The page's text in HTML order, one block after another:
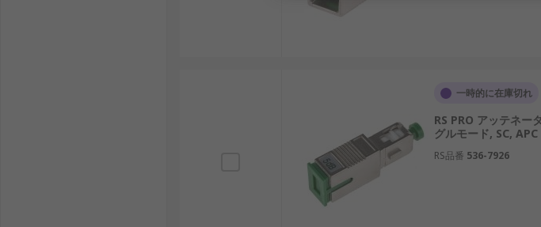
一時的に在庫切れ
RS PRO アッテネー
グルモード, SC, APC
RS品番 536-7926